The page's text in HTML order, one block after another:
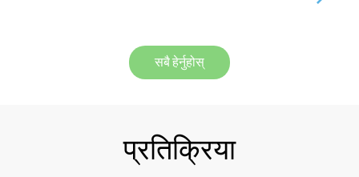
सबै हेर्नुहोस्
प्रतिक्रिया